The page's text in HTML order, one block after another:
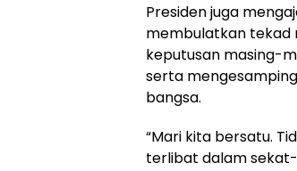
Presiden juga
membulatkan tekad
keputusan masing-
serta
bangsa.
“Mari kita bersatu.
terlibat dalam